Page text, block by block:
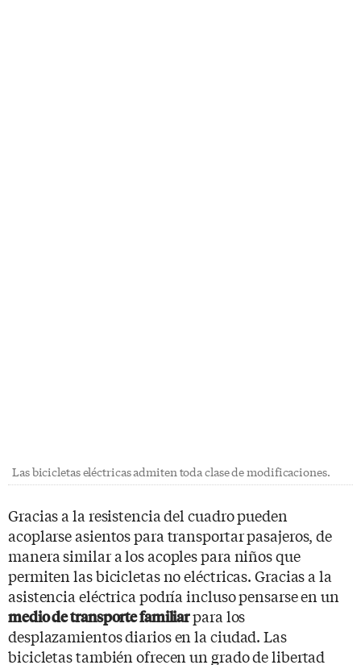
Las bicicletas eléctricas admiten toda clase de modificaciones.
Gracias a la resistencia del cuadro pueden
acoplarse asientos para transportar pasajeros, de
manera similar a los acoples para niños que
permiten las bicicletas no eléctricas. Gracias a la
asistencia eléctrica podría incluso pensarse en un
medio de transporte familiarpara los
desplazamientos diarios en la ciudad. Las
bicicletas también ofrecen un grado de libertad